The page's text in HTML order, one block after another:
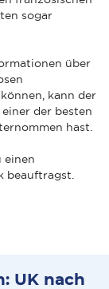
sogar
über
kann der
der besten
hast.
einen
beauftragst.
UK nach